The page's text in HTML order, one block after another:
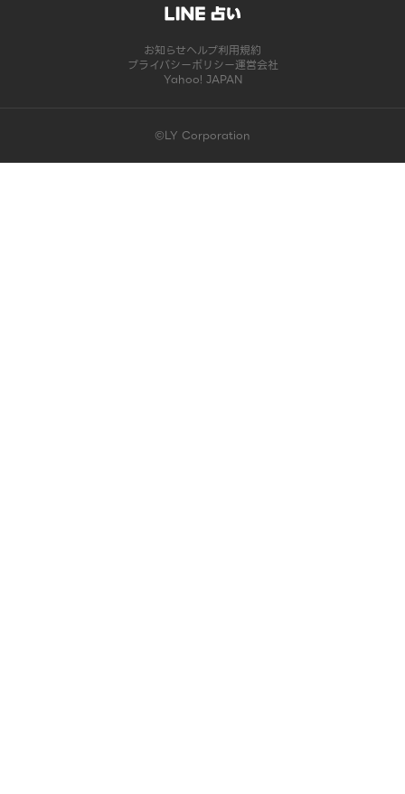
お知らせヘルプ利用規約
プライバシーポリシー運営会社
Yahoo! JAPAN
©LY Corporation
このコンテンツは掲載が終了しました | LINE占い